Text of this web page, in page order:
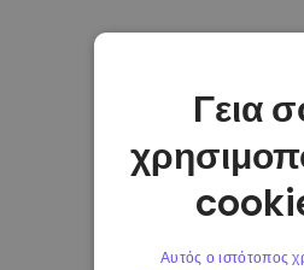
Γεια
Αυτός ο ιστότοπος